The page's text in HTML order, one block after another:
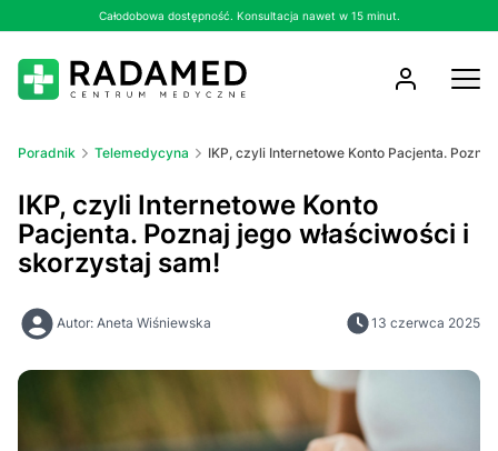
Całodobowa dostępność. Konsultacja nawet w 15 minut.
Poradnik Telemedycyna IKP, czyli Internetowe Konto Pacjenta.
IKP, czyli Internetowe Konto
Pacjenta. Poznaj jego właściwości i
skorzystaj sam!
Autor: Aneta Wiśniewska 13 czerwca 2025